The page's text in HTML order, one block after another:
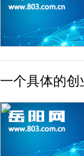
一个具体的